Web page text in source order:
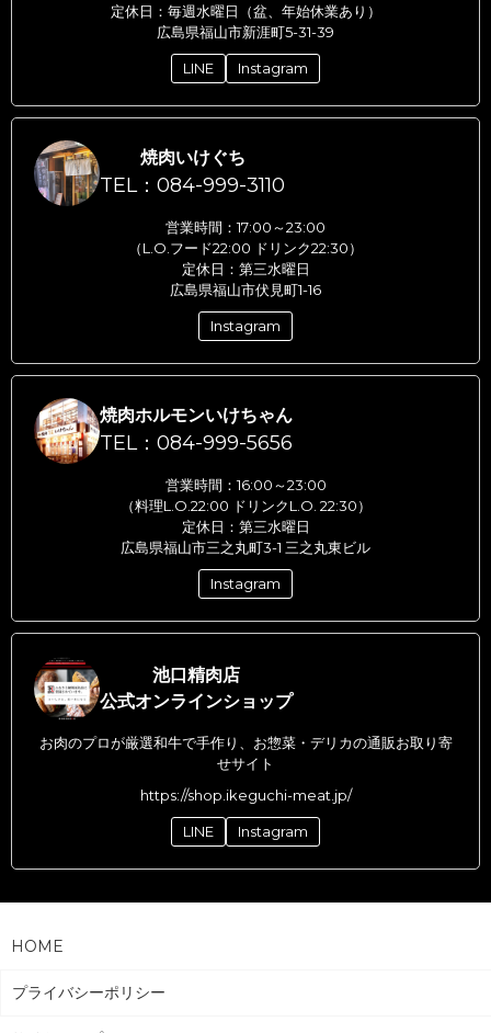
定休日：毎週水曜日（盆、年始休業あり）
広島県福山市新涯町5-31-39
LINE Instagram
焼肉いけぐち
TEL：084-999-3110
営業時間：17:00～23:00
（L.O.フード22:00 ドリンク22:30）
定休日：第三水曜日
広島県福山市伏見町1-16
Instagram
焼肉ホルモンいけちゃん
TEL：084-999-5656
営業時間：16:00～23:00
（料理L.O.22:00 ドリンクL.O. 22:30）
定休日：第三水曜日
広島県福山市三之丸町3-1 三之丸東ビル
Instagram
池口精肉店
公式オンラインショップ
お肉のプロが厳選和牛で手作り、お惣菜・デリカの通販お取り寄
せサイト
https://shop.ikeguchi-meat.jp/
LINE Instagram
HOME
プライバシーポリシー